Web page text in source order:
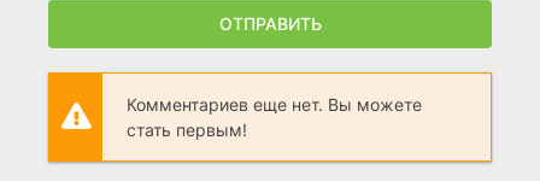
ОТПРАВИТЬ
Комментариев еще нет. Вы можете
стать первым!